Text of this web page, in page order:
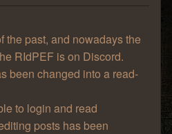
the past, and nowadays the
RIdPEF is on Discord.
been changed into a read-
to login and read
posts has been